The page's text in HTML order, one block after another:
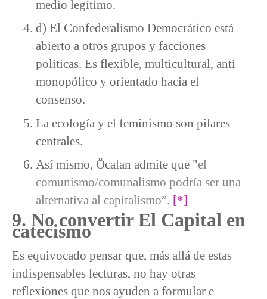
medio legítimo.
d) El Confederalismo Democrático está
abierto a otros grupos y facciones
políticas. Es flexible, multicultural, anti
monopólico y orientado hacia el
consenso.
La ecología y el feminismo son pilares
centrales.
Así mismo, Öcalan admite que "el
comunismo/comunalismo podría ser una
alternativa al capitalismo”. [*]
9. No convertir El Capital en
catecismo
Es equivocado pensar que, más allá de estas
indispensables lecturas, no hay otras
reflexiones que nos ayuden a formular e